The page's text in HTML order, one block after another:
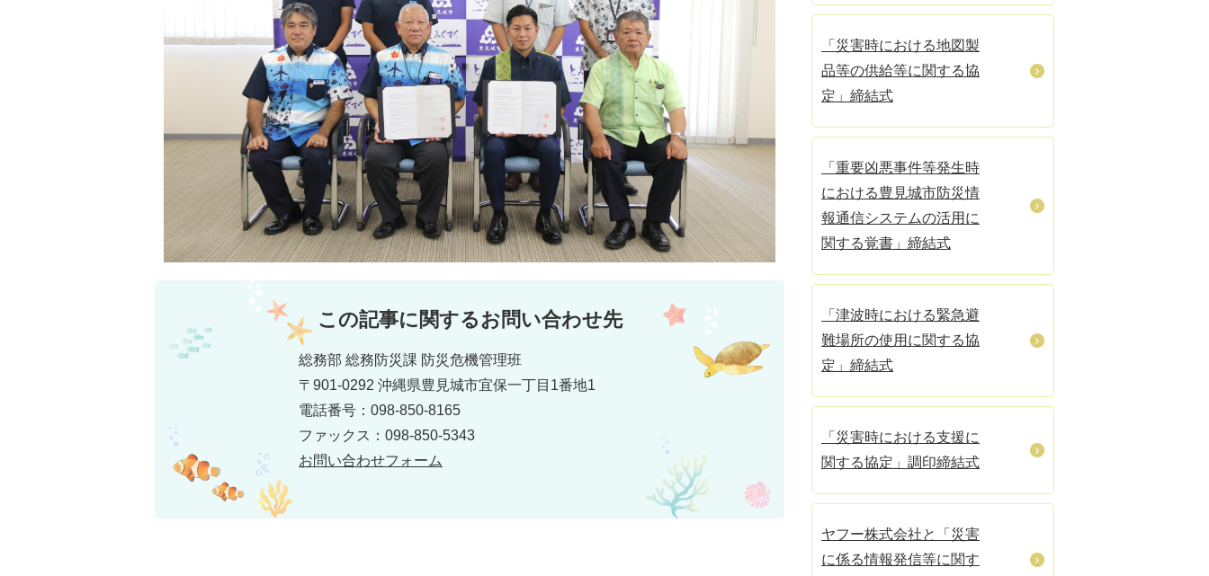
この記事に関するお問い合わせ先
総務部 総務防災課 防災危機管理班
〒901-0292 沖縄県豊見城市宜保一丁目1番地1
電話番号：098-850-8165
ファックス：098-850-5343
お問い合わせフォーム
「災害時における地図製
品等の供給等に関する協
定」締結式
「重要凶悪事件等発生時
における豊見城市防災情
報通信システムの活用に
関する覚書」締結式
「津波時における緊急避
難場所の使用に関する協
定」締結式
「災害時における支援に
関する協定」調印締結式
ヤフー株式会社と「災害
に係る情報発信等に関す